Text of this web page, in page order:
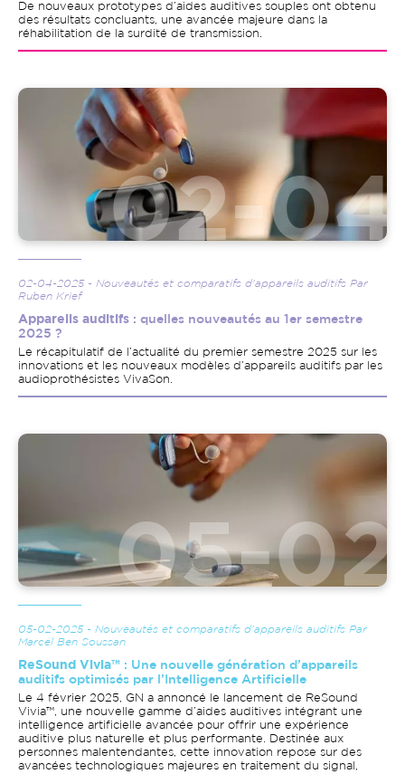
De nouveaux prototypes d’aides auditives souples ont obtenu
des résultats concluants, une avancée majeure dans la
réhabilitation de la surdité de transmission.
Image
02-04-2025 - Nouveautés et comparatifs d'appareils auditifs Par
Ruben Krief
Appareils auditifs : quelles nouveautés au 1er semestre
2025 ?
Le récapitulatif de l’actualité du premier semestre 2025 sur les
innovations et les nouveaux modèles d’appareils auditifs par les
audioprothésistes VivaSon.
Image
05-02-2025 - Nouveautés et comparatifs d'appareils auditifs Par
Marcel Ben Soussan
ReSound Vivia™ : Une nouvelle génération d’appareils
auditifs optimisés par l’Intelligence Artificielle
Le 4 février 2025, GN a annoncé le lancement de ReSound
Vivia™, une nouvelle gamme d’aides auditives intégrant une
intelligence artificielle avancée pour offrir une expérience
auditive plus naturelle et plus performante. Destinée aux
personnes malentendantes, cette innovation repose sur des
avancées technologiques majeures en traitement du signal,